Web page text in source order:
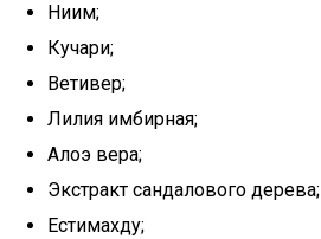
Ниим;
Кучари;
Ветивер;
Лилия имбирная;
Алоэ вера;
Экстракт сандалового дерева;
Естимахду;